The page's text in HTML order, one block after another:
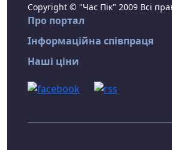
Copyright © "Час Пік" 2009 Всі
Про портал
Інформаційна співпраця
Наші ціни